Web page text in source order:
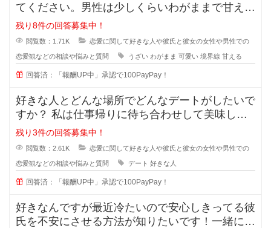
てください。男性は少しくらいわがままで甘えて
くれる女性が好きと言いますが、あ
残り8件の回答募集中！
閲覧数：1.71K 恋愛に関して好きな人や彼氏と彼女の女性や男性での
恋愛観などの相談や悩みと質問 うざい わがまま 可愛い 境界線 甘える
回答済：「報酬UP中」承認で100PayPay！
好きな人とどんな場所でどんなデートがしたいで
すか？ 私は仕事帰りに待ち合わせして美味しい
ものを一緒に食べながら時間を過ご
残り3件の回答募集中！
閲覧数：2.61K 恋愛に関して好きな人や彼氏と彼女の女性や男性での
恋愛観などの相談や悩みと質問 デート 好きな人
回答済：「報酬UP中」承認で100PayPay！
好きなんですが最近冷たいので安心しきってる彼
氏を不安にさせる方法が知りたいです！一緒にい